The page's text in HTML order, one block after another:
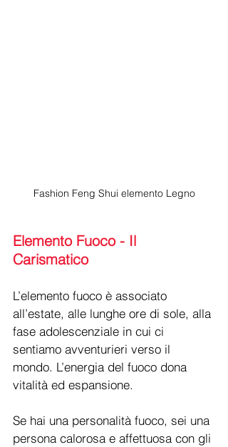
Fashion Feng Shui elemento Legno
Elemento Fuoco - Il
Carismatico
L’elemento fuoco è associato
all’estate, alle lunghe ore di sole, alla
fase adolescenziale in cui ci
sentiamo avventurieri verso il
mondo. L’energia del fuoco dona
vitalità ed espansione.
Se hai una personalità fuoco, sei una
persona calorosa e affettuosa con gli